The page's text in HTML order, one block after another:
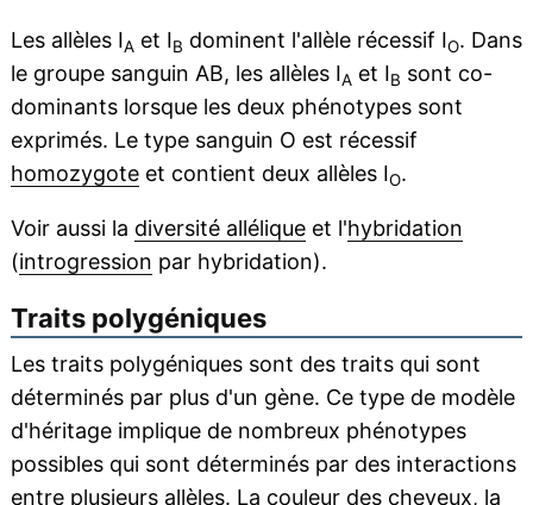
Les allèles IA et IB dominent l'allèle récessif IO. Dans
le groupe sanguin AB, les allèles IA et IB sont co-
dominants lorsque les deux phénotypes sont
exprimés. Le type sanguin O est récessif
homozygoteet contient deux allèles IO.
Voir aussi la diversité alléliqueet l'hybridation
(introgression par hybridation).
Traits polygéniques
Les traits polygéniques sont des traits qui sont
déterminés par plus d'un gène. Ce type de modèle
d'héritage implique de nombreux phénotypes
possibles qui sont déterminés par des interactions
entre plusieurs allèles. La couleur des cheveux, la